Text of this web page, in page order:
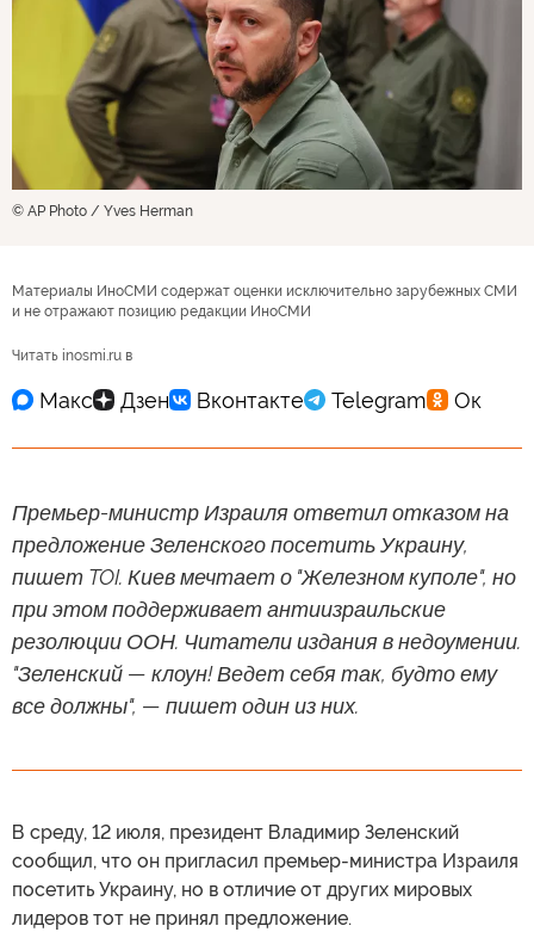
© AP Photo / Yves Herman
Материалы ИноСМИ содержат оценки исключительно зарубежных СМИ
и не отражают позицию редакции ИноСМИ
Читать inosmi.ru в
Премьер-министр Израиля ответил отказом на
предложение Зеленского посетить Украину,
пишет TOI. Киев мечтает о "Железном куполе", но
при этом поддерживает антиизраильские
резолюции ООН. Читатели издания в недоумении.
"Зеленский — клоун! Ведет себя так, будто ему
все должны", — пишет один из них.
В среду, 12 июля, президент Владимир Зеленский
сообщил, что он пригласил премьер-министра Израиля
посетить Украину, но в отличие от других мировых
лидеров тот не принял предложение.